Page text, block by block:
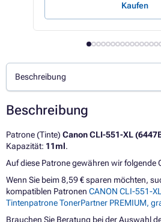
Kaufen
Beschreibung
Beschreibung
Patrone (Tinte) Canon CLI-551-XL
Kapazität: 11ml.
Auf diese Patrone gewähren wir folgende
Wenn Sie beim 8,59 € sparen möchten,
kompatiblen Patronen CANON CLI-551-
Tintenpatrone TonerPartner PREMIUM,
Brauchen Sie Beratung bei der Auswahl